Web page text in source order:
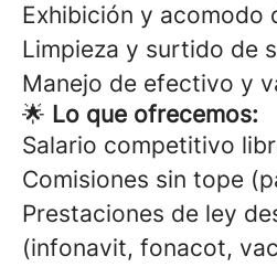
Exhibición y acomodo
Limpieza y surtido de
Manejo de efectivo y
🌟 Lo que ofrecemos:
Salario competitivo
Comisiones sin tope
Prestaciones de ley
(infonavit, fonacot,